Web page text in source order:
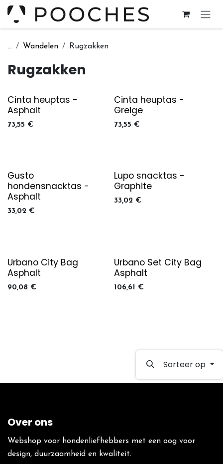
Overslaan naar inhoud
... Wandelen Rugzakken
Rugzakken
Cinta heuptas -
Asphalt
73,55 €
Cinta heuptas -
Greige
73,55 €
Gusto
hondensnacktas -
Asphalt
33,02 €
Lupo snacktas -
Graphite
33,02€
Urbano City Bag
Asphalt
90,08 €
Urbano Set City Bag
Asphalt
106,61 €
Sorteer op
Over ons
Webshop voor hondenliefhebbers met een oog voor
design, duurzaamheid en kwaliteit.